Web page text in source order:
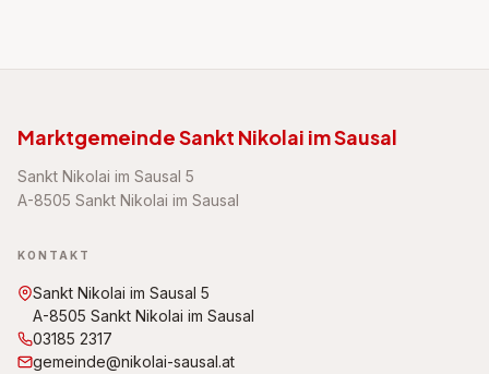
Marktgemeinde Sankt Nikolai im Sausal
Sankt Nikolai im Sausal 5
A-8505 Sankt Nikolai im Sausal
KONTAKT
Sankt Nikolai im Sausal 5
A-8505 Sankt Nikolai im Sausal
03185 2317
gemeinde@nikolai-sausal.at